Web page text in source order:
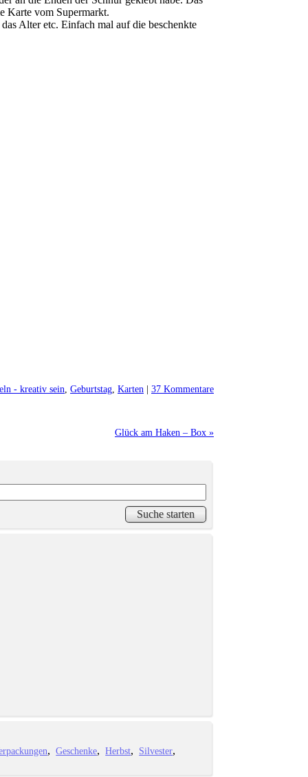
Karte vom Supermarkt.
Alter etc. Einfach mal auf die beschenkte
- kreativ sein Geburtstag Karten | 37 Kommentare
Glück am Haken – Box »
Geschenke Herbst
Silvester